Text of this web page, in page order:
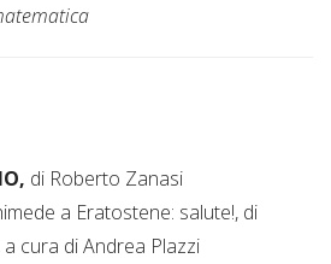
di Roberto Zanasi
a Eratostene: salute!, di
cura di Andrea Plazzi